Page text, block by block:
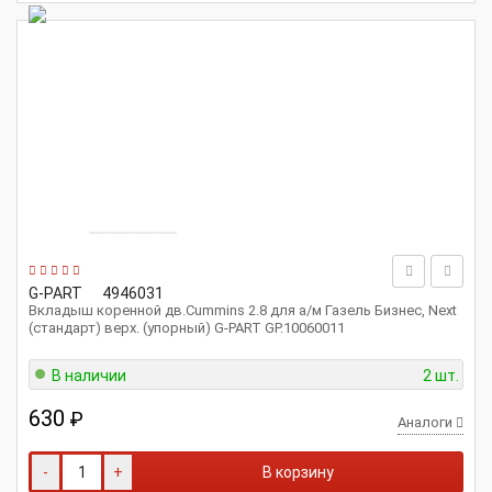
G-PART 4946031
Вкладыш коренной дв.Cummins 2.8 для а/м Газель Бизнес, Next
(стандарт) верх. (упорный) G-PART GP.10060011
В наличии 2 шт.
630 ₽ Аналоги
- + В корзину